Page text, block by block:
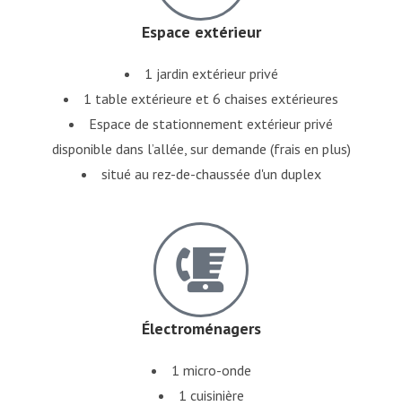
Espace extérieur
1 jardin extérieur privé
1 table extérieure et 6 chaises extérieures
Espace de stationnement extérieur privé
disponible dans l’allée, sur demande (frais en plus)
situé au rez-de-chaussée d'un duplex
Électroménagers
1 micro-onde
1 cuisinière